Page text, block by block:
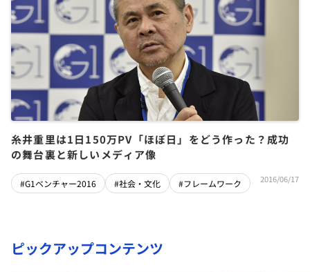
糸井重里は1日150万PV「ほぼ日」をどう作った？成功
の舞台裏と新しいメディア像
#G1ベンチャー2016 #社会・文化 #フレームワーク 2016/06/17
ピックアップコンテンツ